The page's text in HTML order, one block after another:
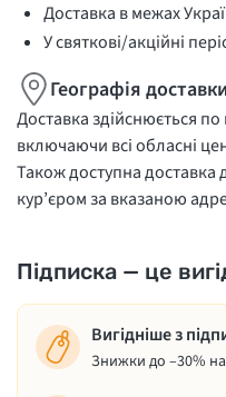
Доставка в межах
У святкові/акційні
Географія доставки
Доставка здійснюється по
включаючи всі обласні
Також доступна доставка
кур’єром за вказаною
Підписка — це
Вигідніше з
Знижки до –30% на